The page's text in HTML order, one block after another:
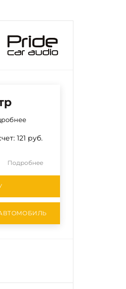
121 руб.
Подробнее